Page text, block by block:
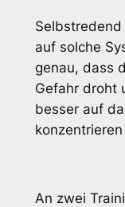
auf solche
genau, dass
Gefahr droht
besser auf
An zwei